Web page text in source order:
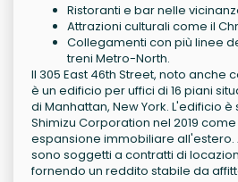
Ristoranti e bar nelle
Attrazioni culturali come il
Collegamenti con più linee
treni Metro-North.
Il 305 East 46th Street, noto anche
è un edificio per uffici di 16 piani
di Manhattan, New York. L'edificio
Shimizu Corporation nel 2019
espansione immobiliare all'estero.
sono soggetti a contratti di
fornendo un reddito stabile da